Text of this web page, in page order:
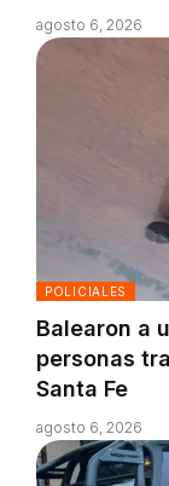
agosto 6, 2026
POLICIALES
Balearon a
personas
Santa Fe
agosto 6, 2026